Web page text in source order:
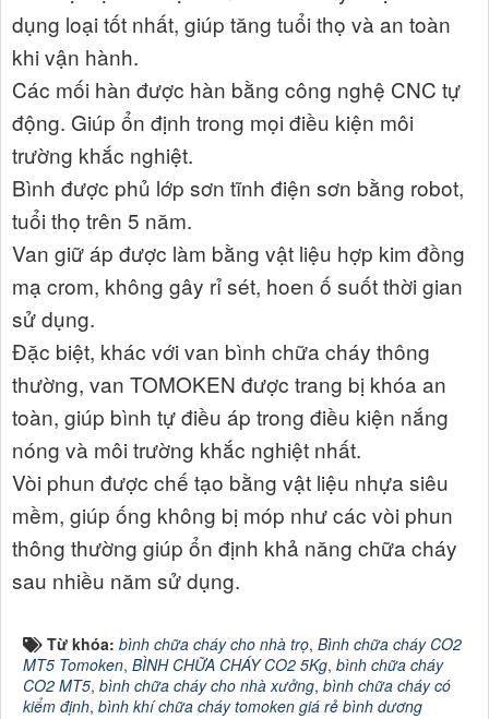
dụng loại tốt nhất, giúp tăng tuổi thọ và an toàn
khi vận hành.
Các mối hàn được hàn bằng công nghệ CNC tự
động. Giúp ổn định trong mọi điều kiện môi
trường khắc nghiệt.
Bình được phủ lớp sơn tĩnh điện sơn bằng robot,
tuổi thọ trên 5 năm.
Van giữ áp được làm bằng vật liệu hợp kim đồng
mạ crom, không gây rỉ sét, hoen ố suốt thời gian
sử dụng.
Đặc biệt, khác với van bình chữa cháy thông
thường, van TOMOKEN được trang bị khóa an
toàn, giúp bình tự điều áp trong điều kiện nắng
nóng và môi trường khắc nghiệt nhất.
Vòi phun được chế tạo bằng vật liệu nhựa siêu
mềm, giúp ống không bị móp như các vòi phun
thông thường giúp ổn định khả năng chữa cháy
sau nhiều năm sử dụng.
Từ khóa: bình chữa cháy cho nhà trọ, Bình chữa cháy CO2
MT5 Tomoken, BÌNH CHỮA CHÁY CO2 5Kg, bình chữa cháy
CO2 MT5, bình chữa cháy cho nhà xưởng, bình chữa cháy có
kiểm định, bình khí chữa cháy tomoken giá rẻ bình dương